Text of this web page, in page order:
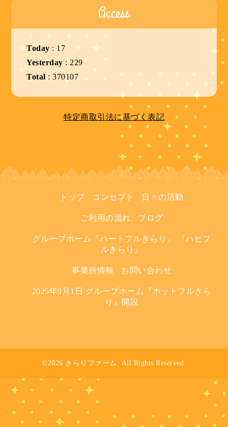
Access
Today : 17
Yesterday :229
Total:370107
特定商取引法に基づく表記
トップ コンセプト 日々の活動
ご利用の流れ ブログ
グループホーム『ハートフルきらり』 『ハピフ
ルきらり』
事業所情報 お問い合わせ
2025年9月1日 グループホーム『ホットフルきら
り』開設
©2026 きらりファーム . All Rights Reserved.